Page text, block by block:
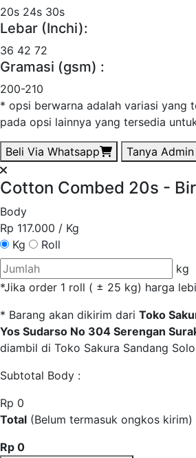
20s 24s 30s
Lebar (Inchi):
36 42 72
Gramasi (gsm) :
200-210
* opsi berwarna adalah variasi yang
pada opsi lainnya yang tersedia
Beli Via Whatsapp Tanya Admin
Cotton Combed 20s -
Body
Rp 117.000 / Kg
Kg
Roll
kg
*Jika order 1 roll ( ± 25 kg) harga
* Barang akan dikirim dari Toko
Yos Sudarso No 304 Serengan
diambil di Toko Sakura Sandang
Subtotal Body :
Rp 0
Total (Belum termasuk ongkos kirim)
Rp 0